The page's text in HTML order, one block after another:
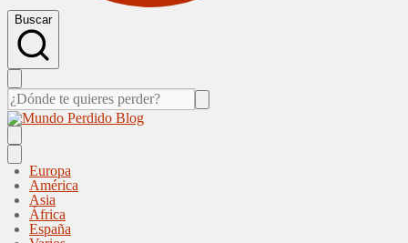
Buscar
Europa
América
Asia
África
España